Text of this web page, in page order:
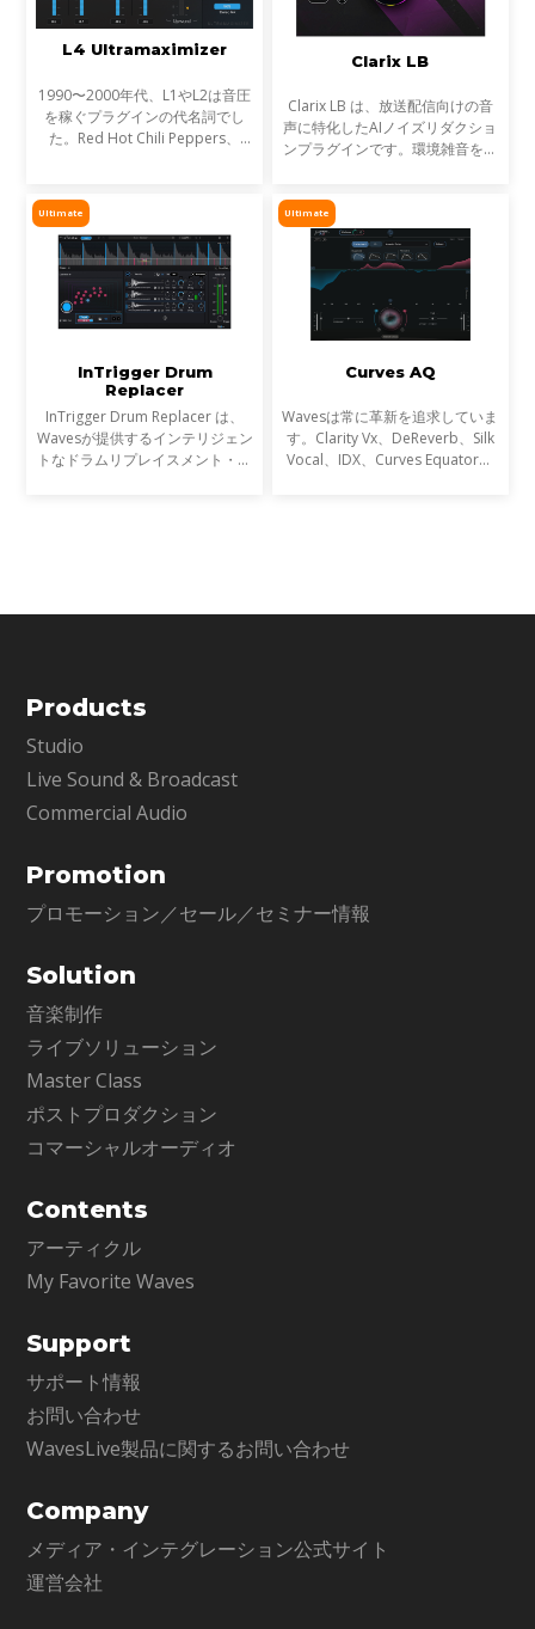
L4 Ultramaximizer
1990〜2000年代、L1やL2は音圧
を稼ぐプラグインの代名詞でし
た。Red Hot Chili Peppers、
ウンドは世界を席巻しました。し
かし今、音楽は単なる音圧では
Clarix LB
Clarix LB は、放送配信向けの音
声に特化したAIノイズリダクショ
ンプラグインです。環境雑音をリ
イブ音声のトリートメントに最適
です。
Ultimate
InTrigger Drum
Replacer
InTrigger Drum Replacer は、
Wavesが提供するインテリジェン
トなドラムリプレイスメント・プ
Ultimate
Curves AQ
Wavesは常に革新を追求していま
す。Clarity Vx、DeReverb、Silk
Vocal、IDX、Curves Equator、
Products
Studio
Live Sound & Broadcast
Commercial Audio
Promotion
プロモーション／セール／セミナー情報
Solution
音楽制作
ライブソリューション
Master Class
ポストプロダクション
コマーシャルオーディオ
Contents
アーティクル
My Favorite Waves
Support
サポート情報
お問い合わせ
WavesLive製品に関するお問い合わせ
Company
メディア・インテグレーション公式サイト
運営会社